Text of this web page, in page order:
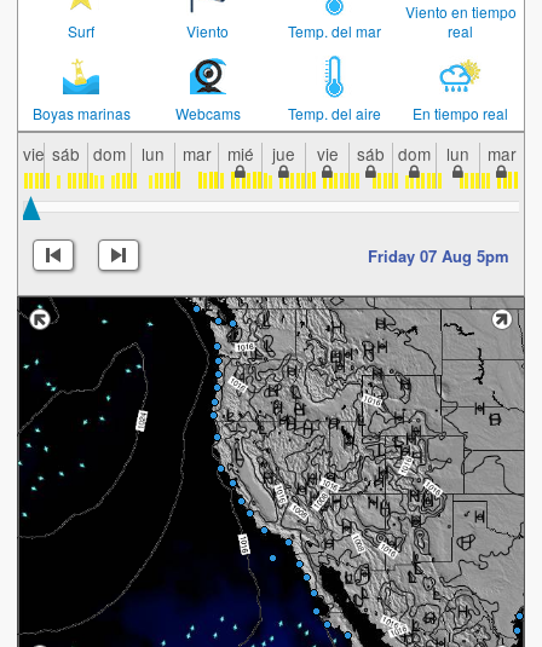
Surf Viento Temp. del mar
Viento en tiempo
real
Boyas marinas Webcams Temp. del aire En tiempo real
vie sáb dom lun mar mié jue vie sáb dom lun mar
Friday 07 Aug 5pm